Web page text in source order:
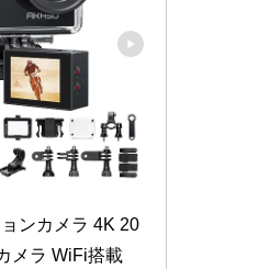
ンカメラ 4K 20
メラ WiFi搭載